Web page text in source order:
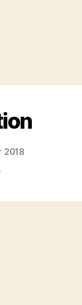
2018
sur